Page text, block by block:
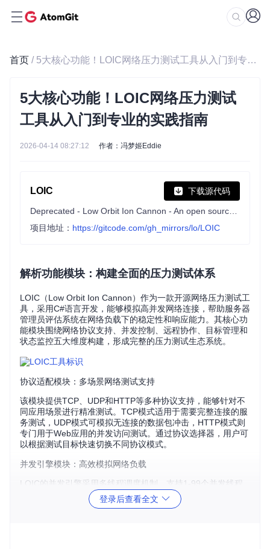
首页 / 5大核心功能！LOIC网络压力测试工具从入门到专业的实践指南
5大核心功能！LOIC网络压力测试
工具从入门到专业的实践指南
2026-04-14 08:27:12 作者：冯梦姬Eddie
LOIC 下载源代码
项目地址： https://gitcode.com/gh_mirrors/lo/LOIC
解析功能模块：构建全面的压力测试体系
LOIC（Low Orbit Ion Cannon）作为一款开源网络压力测试工
具，采用C#语言开发，能够模拟高并发网络连接，帮助服务器
管理员评估系统在网络负载下的稳定性和响应能力。其核心功
能模块围绕网络协议支持、并发控制、远程协作、目标管理和
状态监控五大维度构建，形成完整的压力测试生态系统。
协议适配模块：多场景网络测试支持
该模块提供TCP、UDP和HTTP等多种协议支持，能够针对不
同应用场景进行精准测试。TCP模式适用于需要完整连接的服
务测试，UDP模式可模拟无连接的数据包冲击，HTTP模式则
专门用于Web应用的并发访问测试。通过协议选择器，用户可
以根据测试目标快速切换不同协议模式。
并发引擎模块：高效模拟网络负载
LOIC的并发引擎采用多线程调度机制，支持1-99个并发线程
配置，能够同时创建数百个网络连接请求。线程池管理系统会
根据系统资源动态调整线程分配，确保在不影响测试准确性的
登录后查看全文